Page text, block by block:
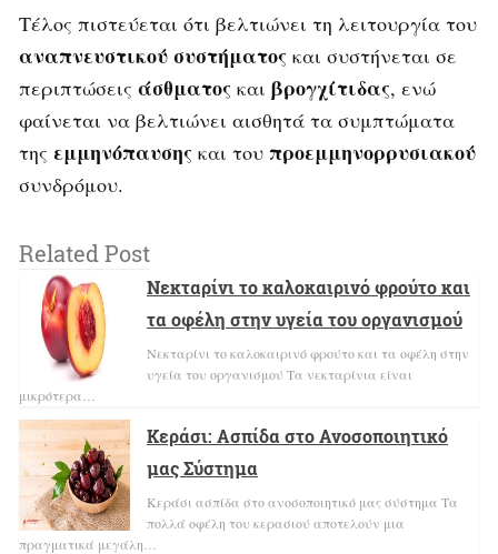
Τέλος πιστεύεται ότι βελτιώνει τη λειτουργία του
αναπνευστικού συστήματος και συστήνεται σε
περιπτώσεις άσθματος και βρογχίτιδας, ενώ
φαίνεται να βελτιώνει αισθητά τα συμπτώματα
της εμμηνόπαυσης και του προεμμηνορρυσιακού
συνδρόμου.
Related Post
Νεκταρίνι το καλοκαιρινό φρούτο και
τα οφέλη στην υγεία του οργανισμού
Νεκταρίνι το καλοκαιρινό φρούτο και τα οφέλη στην
υγεία του οργανισμού Τα νεκταρίνια είναι
μικρότερα…
Κεράσι: Ασπίδα στο Ανοσοποιητικό
μας Σύστημα
Κεράσι ασπίδα στο ανοσοποιητικό μας σύστημα Τα
πολλά οφέλη του κερασιού αποτελούν μια
πραγματικά μεγάλη…